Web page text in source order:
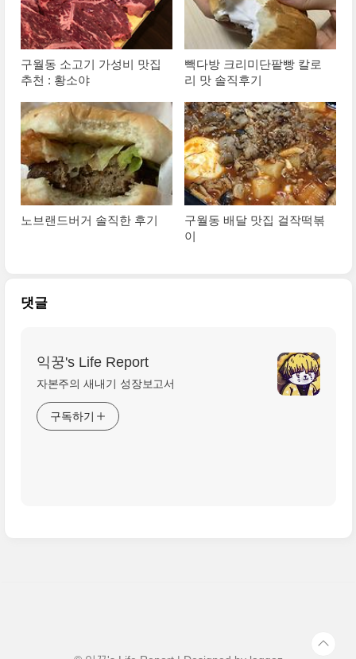
구월동 소고기 가성비 맛집
추천 : 황소야
빽다방 크리미단팥빵 칼로
리 맛 솔직후기
노브랜드버거 솔직한 후기
구월동 배달 맛집 걸작떡볶
이
댓글
익꿍's Life Report
자본주의 새내기 성장보고서
구독하기